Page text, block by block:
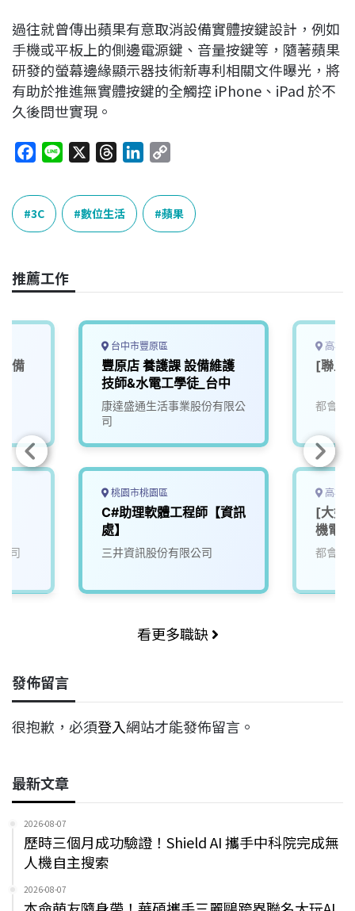
過往就曾傳出蘋果有意取消設備實體按鍵設計，例如
手機或平板上的側邊電源鍵、音量按鍵等，隨著蘋果
研發的螢幕邊緣顯示器技術新專利相關文件曝光，將
有助於推進無實體按鍵的全觸控 iPhone、iPad 於不
久後問世實現。
c
e
b
o
k
e
r
e
a
k
e
n
p
y
L
k
3C 數位生活 蘋果
推薦工作
備
司
台中市豐原區
豐原店 養護課 設備維護
技師&水電工學徒_台中
康達盛通生活事業股份有限公
司
桃園市桃園區
C#助理軟體工程師【資訊
處】
三井資訊股份有限公司
高雄
[聯上
都會生
高雄
[大好
機電
都會生
看更多職缺
發佈留言
很抱歉，必須登入網站才能發佈留言。
最新文章
2026-08-07
歷時三個月成功驗證！Shield AI 攜手中科院完成無
人機自主搜索
2026-08-07